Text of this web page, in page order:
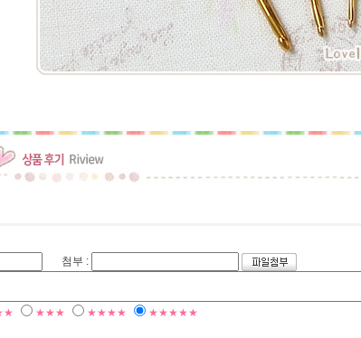
첨부 :
★★★ ★★★★ ★★★★★